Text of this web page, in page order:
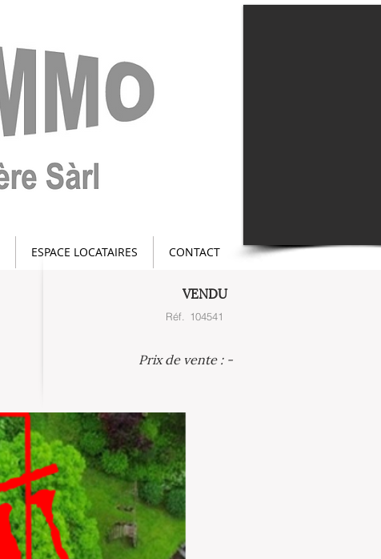
ESPACE LOCATAIRES CONTACT
VENDU
Réf. 104541
Prix de vente : -